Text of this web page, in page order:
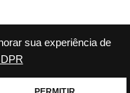
sua experiência de